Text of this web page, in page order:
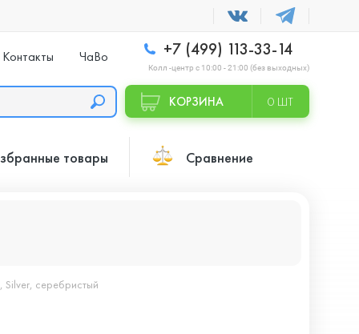
Контакты ЧаВо +7 (499) 113-33-14
Колл -центр с 10:00 - 21:00 (без выходных)
КОРЗИНА 0 ШТ
товары Сравнение
Silver, серебристый